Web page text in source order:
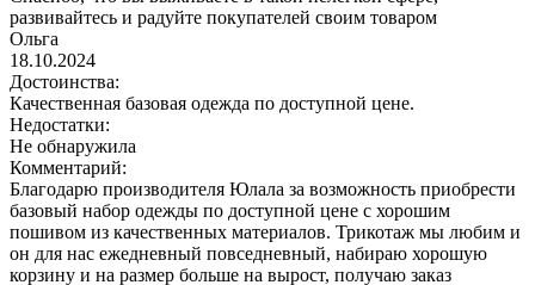
развивайтесь и радуйте покупателей своим товаром
Ольга
18.10.2024
Достоинства:
Качественная базовая одежда по доступной цене.
Недостатки:
Не обнаружила
Комментарий:
Благодарю производителя Юлала за возможность приобрести
базовый набор одежды по доступной цене с хорошим
пошивом из качественных материалов. Трикотаж мы любим и
он для нас ежедневный повседневный, набираю хорошую
корзину и на размер больше на вырост, получаю заказ